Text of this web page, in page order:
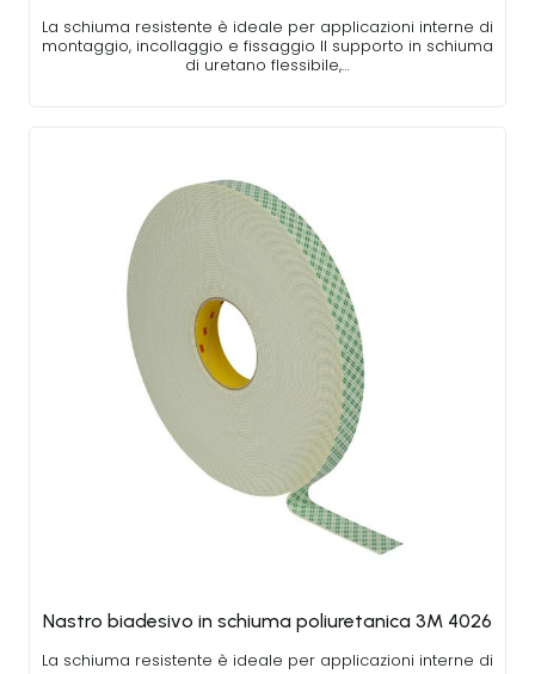
La schiuma resistente è ideale per applicazioni interne di
montaggio, incollaggio e fissaggio Il supporto in schiuma
di uretano flessibile,…
Nastro biadesivo in schiuma poliuretanica 3M 4026
La schiuma resistente è ideale per applicazioni interne di